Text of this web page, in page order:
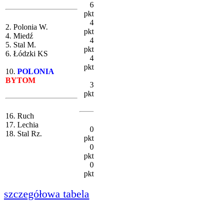
2. Polonia W.
4. Miedź
5. Stal M.
6. Łódzki KS
10. POLONIA
BYTOM
16. Ruch
17. Lechia
18. Stal Rz.
6
pkt
4
pkt
4
pkt
4
pkt
3
pkt
0
pkt
0
pkt
0
pkt
szczegółowa tabela